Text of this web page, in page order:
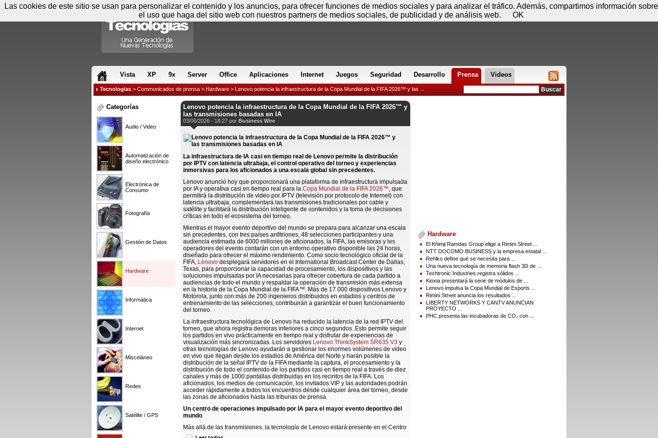
Vista XP 9x Server Office Aplicaciones Internet Juegos Seguridad Desarrollo Prensa Videos
Tecnologias > Communicados de prensa > Hardware > Lenovo potencia la infraestructura de la Copa Mundial de la FIFA 2026™ y las ...
Categorías
Audio / Video
Automatización de
diseño electrónico
Electrónica de
Consumo
Fotografía
Gestión de Datos
Hardware
Informática
Internet
Misceláneo
Redes
Satélite / GPS
Lenovo potencia la infraestructura de la Copa Mundial de la FIFA 2026™ y
las transmisiones basadas en IA
03/06/2026 - 18:27 por Business Wire
La infraestructura de IA casi en tiempo real de Lenovo permite la distribución
por IPTV con latencia ultrabaja, el control operativo del torneo y experiencias
inmersivas para los aficionados a una escala global sin precedentes.
Lenovo anunció hoy que proporcionará una plataforma de infraestructura impulsada
por IA y operativa casi en tiempo real para la Copa Mundial de la FIFA 2026™, que
permitirá la distribución de video por IPTV (televisión por protocolo de Internet) con
latencia ultrabaja, complementará las transmisiones tradicionales por cable y
satélite y facilitará la distribución inteligente de contenidos y la toma de decisiones
críticas en todo el ecosistema del torneo.
Mientras el mayor evento deportivo del mundo se prepara para alcanzar una escala
sin precedentes, con tres países anfitriones, 48 selecciones participantes y una
audiencia estimada de 6000 millones de aficionados, la FIFA, las emisoras y los
operadores del evento contarán con un entorno operativo disponible las 24 horas,
diseñado para ofrecer el máximo rendimiento. Como socio tecnológico oficial de la
FIFA, Lenovo desplegará servidores en el International Broadcast Center de Dallas,
Texas, para proporcionar la capacidad de procesamiento, los dispositivos y las
soluciones impulsadas por IA necesarias para ofrecer cobertura de cada partido a
audiencias de todo el mundo y respaldar la operación de transmisión más extensa
en la historia de la Copa Mundial de la FIFA™. Más de 17 000 dispositivos Lenovo y
Motorola, junto con más de 200 ingenieros distribuidos en estadios y centros de
entrenamiento de las selecciones, contribuirán a garantizar el buen funcionamiento
del torneo.
La infraestructura tecnológica de Lenovo ha reducido la latencia de la red IPTV del
torneo, que ahora registra demoras inferiores a cinco segundos. Esto permite seguir
los partidos en vivo prácticamente en tiempo real y disfrutar de experiencias de
visualización más sincronizadas. Los servidores Lenovo ThinkSystem SR635 V3 y
otras tecnologías de Lenovo ayudarán a gestionar los enormes volúmenes de video
en vivo que llegan desde los estadios de América del Norte y harán posible la
distribución de la señal IPTV de la FIFA mediante la captura, el procesamiento y la
distribución de todo el contenido de los partidos casi en tiempo real a través de diez
canales y más de 1000 pantallas distribuidas en los recintos de la FIFA. Los
aficionados, los medios de comunicación, los invitados VIP y las autoridades podrán
acceder rápidamente a todos los encuentros desde cualquier área del torneo, desde
las zonas de aficionados hasta las tribunas de prensa.
Un centro de operaciones impulsado por IA para el mayor evento deportivo del
mundo
Más allá de las transmisiones, la tecnología de Lenovo estará presente en el Centro
de Comando Tecnológico de la FIFA en Miami y en el Centro de Operaciones del
Hardware
El Khimji Ramdas Group elige a Rimini Street ...
NTT DOCOMO BUSINESS y la empresa estatal ...
Rehlko define qué se necesita para ...
Una nueva tecnología de memoria flash 3D de ...
Techtronic Industries registra sólidos ...
Kioxia presentará la serie de módulos de ...
Lenovo impulsa la Copa Mundial de Esports ...
Rimini Street anuncia los resultados ...
LIBERTY NETWORKS Y CANTV ANUNCIAN
PROYECTO ...
PHC presenta las incubadoras de CO₂ con ...
Viernes 07 de agosto - 23:26 Registrar Conectar
Las cookies de este sitio se usan para personalizar el contenido y los anuncios, para ofrecer funciones de medios sociales y para analizar el tráfico. Además, compartimos información sobre
el uso que haga del sitio web con nuestros partners de medios sociales, de publicidad y de análisis web.
OK